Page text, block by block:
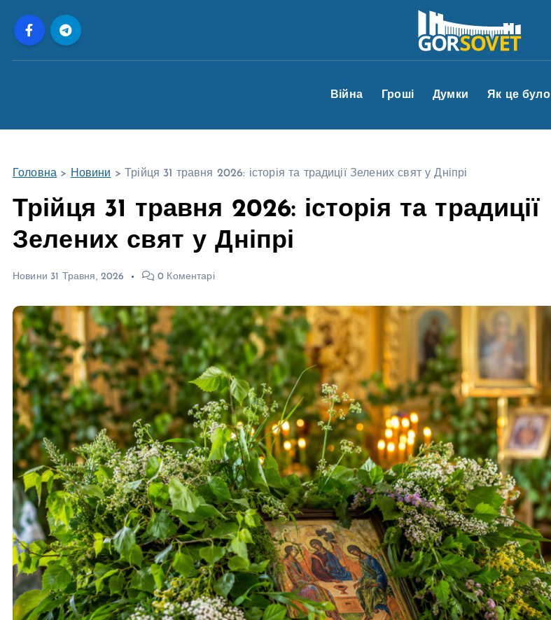
Війна Гроші Думки Як це було
Головна > Новини > Трійця 31 травня 2026: історія та традиції Зелених свят у Дніпрі
Трійця 31 травня 2026: історія та традиції
Зелених свят у Дніпрі
Новини 31 Травня, 2026 0 Коментарі